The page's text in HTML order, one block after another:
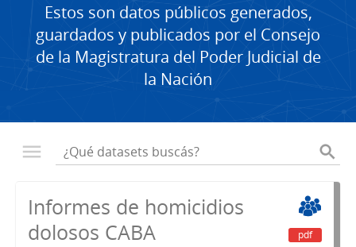
Estos son datos públicos generados,
guardados y publicados por el Consejo
de la Magistratura del Poder Judicial de
la Nación
Informes de homicidios
dolosos CABA
pdf